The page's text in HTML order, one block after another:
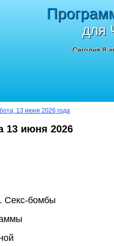
для
Сегодня 8
13 июня 2026 года
13 июня 2026
Секс-бомбы